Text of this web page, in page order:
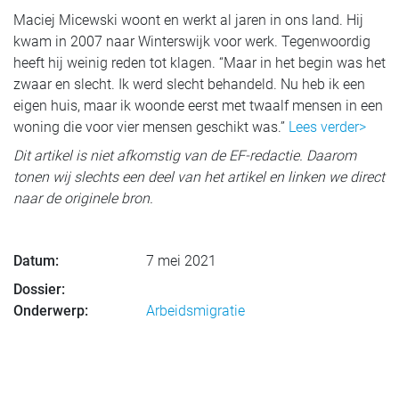
Maciej Micewski woont en werkt al jaren in ons land. Hij
kwam in 2007 naar Winterswijk voor werk. Tegenwoordig
heeft hij weinig reden tot klagen. “Maar in het begin was het
zwaar en slecht. Ik werd slecht behandeld. Nu heb ik een
eigen huis, maar ik woonde eerst met twaalf mensen in een
woning die voor vier mensen geschikt was.” Lees verder>
Dit artikel is niet afkomstig van de EF-redactie. Daarom
tonen wij slechts een deel van het artikel en linken we direct
naar de originele bron.
Datum:
7 mei 2021
Dossier:
Onderwerp:
Arbeidsmigratie